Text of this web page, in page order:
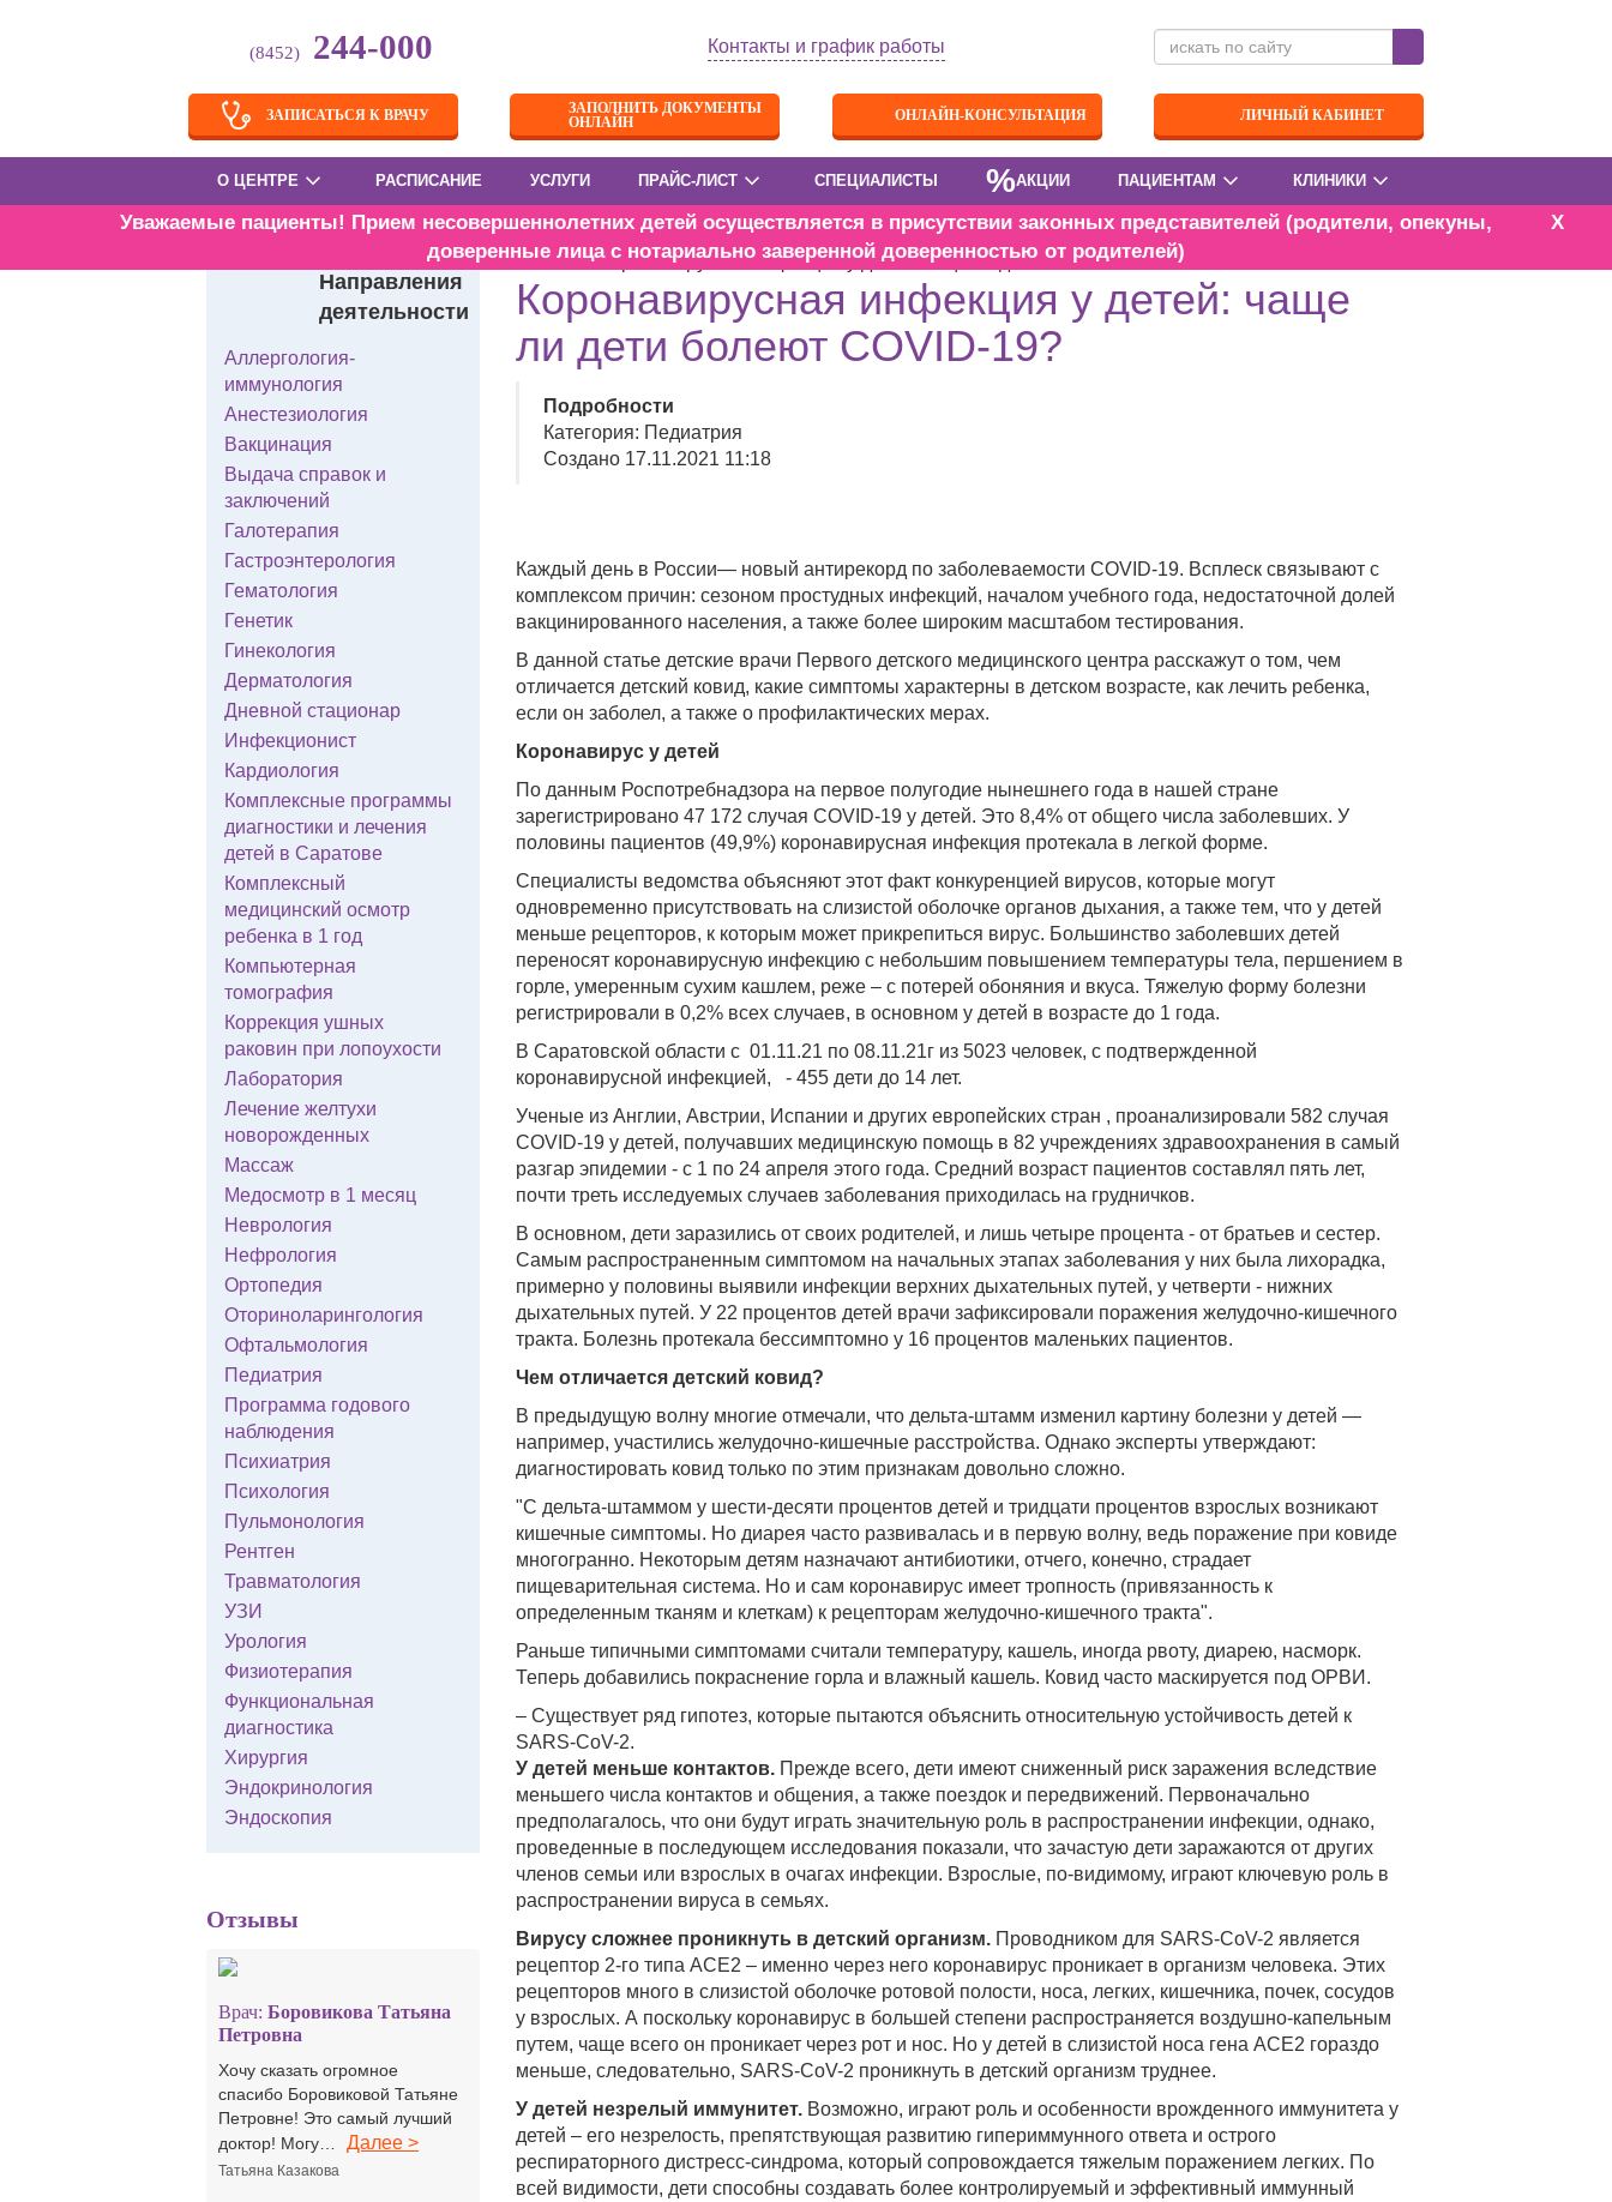
(8452) 244-000 Контакты и график работы
ЗАПИСАТЬСЯ К ВРАЧУ
ЗАПОЛНИТЬ ДОКУМЕНТЫ
ОНЛАЙН
ОНЛАЙН-КОНСУЛЬТАЦИЯ ЛИЧНЫЙ КАБИНЕТ
О ЦЕНТРЕ РАСПИСАНИЕ УСЛУГИ ПРАЙС-ЛИСТ СПЕЦИАЛИСТЫ %АКЦИИ ПАЦИЕНТАМ КЛИНИКИ
X
Уважаемые пациенты! Прием несовершеннолетних детей осуществляется в присутствии законных представителей (родители, опекуны,
доверенные лица с нотариально заверенной доверенностью от родителей)
Главная Коронавирусная инфекция у детей: чаще ли дети болеют COVID-19?
Коронавирусная инфекция у детей: чаще
ли дети болеют COVID-19?
Подробности
Категория: Педиатрия
Создано 17.11.2021 11:18
Каждый день в России— новый антирекорд по заболеваемости COVID-19. Всплеск связывают с
комплексом причин: сезоном простудных инфекций, началом учебного года, недостаточной долей
вакцинированного населения, а также более широким масштабом тестирования.
В данной статье детские врачи Первого детского медицинского центра расскажут о том, чем
отличается детский ковид, какие симптомы характерны в детском возрасте, как лечить ребенка,
если он заболел, а также о профилактических мерах.
Коронавирус у детей
По данным Роспотребнадзора на первое полугодие нынешнего года в нашей стране
зарегистрировано 47 172 случая COVID-19 у детей. Это 8,4% от общего числа заболевших. У
половины пациентов (49,9%) коронавирусная инфекция протекала в легкой форме.
Специалисты ведомства объясняют этот факт конкуренцией вирусов, которые могут
одновременно присутствовать на слизистой оболочке органов дыхания, а также тем, что у детей
меньше рецепторов, к которым может прикрепиться вирус. Большинство заболевших детей
переносят коронавирусную инфекцию с небольшим повышением температуры тела, першением в
горле, умеренным сухим кашлем, реже – с потерей обоняния и вкуса. Тяжелую форму болезни
регистрировали в 0,2% всех случаев, в основном у детей в возрасте до 1 года.
В Саратовской области с 01.11.21 по 08.11.21г из 5023 человек, с подтвержденной
коронавирусной инфекцией, - 455 дети до 14 лет.
Ученые из Англии, Австрии, Испании и других европейских стран , проанализировали 582 случая
COVID-19 у детей, получавших медицинскую помощь в 82 учреждениях здравоохранения в самый
разгар эпидемии - с 1 по 24 апреля этого года. Средний возраст пациентов составлял пять лет,
почти треть исследуемых случаев заболевания приходилась на грудничков.
В основном, дети заразились от своих родителей, и лишь четыре процента - от братьев и сестер.
Самым распространенным симптомом на начальных этапах заболевания у них была лихорадка,
примерно у половины выявили инфекции верхних дыхательных путей, у четверти - нижних
дыхательных путей. У 22 процентов детей врачи зафиксировали поражения желудочно-кишечного
тракта. Болезнь протекала бессимптомно у 16 процентов маленьких пациентов.
Чем отличается детский ковид?
В предыдущую волну многие отмечали, что дельта-штамм изменил картину болезни у детей —
например, участились желудочно-кишечные расстройства. Однако эксперты утверждают:
диагностировать ковид только по этим признакам довольно сложно.
"С дельта-штаммом у шести-десяти процентов детей и тридцати процентов взрослых возникают
кишечные симптомы. Но диарея часто развивалась и в первую волну, ведь поражение при ковиде
многогранно. Некоторым детям назначают антибиотики, отчего, конечно, страдает
пищеварительная система. Но и сам коронавирус имеет тропность (привязанность к
определенным тканям и клеткам) к рецепторам желудочно-кишечного тракта".
Раньше типичными симптомами считали температуру, кашель, иногда рвоту, диарею, насморк.
Теперь добавились покраснение горла и влажный кашель. Ковид часто маскируется под ОРВИ.
– Существует ряд гипотез, которые пытаются объяснить относительную устойчивость детей к
SARS-CoV-2.
У детей меньше контактов.Прежде всего, дети имеют сниженный риск заражения вследствие
меньшего числа контактов и общения, а также поездок и передвижений. Первоначально
предполагалось, что они будут играть значительную роль в распространении инфекции, однако,
проведенные в последующем исследования показали, что зачастую дети заражаются от других
членов семьи или взрослых в очагах инфекции. Взрослые, по-видимому, играют ключевую роль в
распространении вируса в семьях.
Вирусу сложнее проникнуть в детский организм.Проводником для SARS-CoV-2 является
рецептор 2-го типа ACE2 – именно через него коронавирус проникает в организм человека. Этих
рецепторов много в слизистой оболочке ротовой полости, носа, легких, кишечника, почек, сосудов
у взрослых. А поскольку коронавирус в большей степени распространяется воздушно-капельным
путем, чаще всего он проникает через рот и нос. Но у детей в слизистой носа гена ACE2 гораздо
меньше, следовательно, SARS-CoV-2 проникнуть в детский организм труднее.
У детей незрелый иммунитет.Возможно, играют роль и особенности врожденного иммунитета у
детей – его незрелость, препятствующая развитию гипериммунного ответа и острого
респираторного дистресс-синдрома, который сопровождается тяжелым поражением легких. По
всей видимости, дети способны создавать более контролируемый и эффективный иммунный
Направления
деятельности
Аллергология-
иммунология
Анестезиология
Вакцинация
Выдача справок и
заключений
Галотерапия
Гастроэнтерология
Гематология
Генетик
Гинекология
Дерматология
Дневной стационар
Инфекционист
Кардиология
Комплексные программы
диагностики и лечения
детей в Саратове
Комплексный
медицинский осмотр
ребенка в 1 год
Компьютерная
томография
Коррекция ушных
раковин при лопоухости
Лаборатория
Лечение желтухи
новорожденных
Массаж
Медосмотр в 1 месяц
Неврология
Нефрология
Ортопедия
Оториноларингология
Офтальмология
Педиатрия
Программа годового
наблюдения
Психиатрия
Психология
Пульмонология
Рентген
Травматология
УЗИ
Урология
Физиотерапия
Функциональная
диагностика
Хирургия
Эндокринология
Эндоскопия
Отзывы
Врач: Боровикова Татьяна
Петровна
Хочу сказать огромное
спасибо Боровиковой Татьяне
Петровне! Это самый лучший
доктор! Могу…
Далее >
Татьяна Казакова